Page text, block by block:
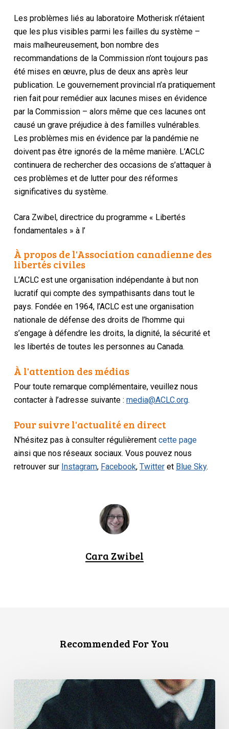
Les problèmes liés au laboratoire Motherisk n’étaient
que les plus visibles parmi les failles du système –
mais malheureusement, bon nombre des
recommandations de la Commission n’ont toujours pas
été mises en œuvre, plus de deux ans après leur
publication. Le gouvernement provincial n’a pratiquement
rien fait pour remédier aux lacunes mises en évidence
par la Commission – alors même que ces lacunes ont
causé un grave préjudice à des familles vulnérables.
Les problèmes mis en évidence par la pandémie ne
doivent pas être ignorés de la même manière. L’ACLC
continuera de rechercher des occasions de s’attaquer à
ces problèmes et de lutter pour des réformes
significatives du système.
Cara Zwibel, directrice du programme « Libertés
fondamentales » à l’
À propos de l'Association canadienne des
libertés civiles
L’ACLC est une organisation indépendante à but non
lucratif qui compte des sympathisants dans tout le
pays. Fondée en 1964, l’ACLC est une organisation
nationale de défense des droits de l’homme qui
s’engage à défendre les droits, la dignité, la sécurité et
les libertés de toutes les personnes au Canada.
À l'attention des médias
Pour toute remarque complémentaire, veuillez nous
contacter à l’adresse suivante :media@ACLC.org.
Pour suivre l'actualité en direct
N’hésitez pas à consulter régulièrementcette page
ainsi que nos réseaux sociaux. Vous pouvez nous
retrouver sur Instagram, Facebook,Twitter et Blue Sky.
Cara Zwibel
Recommended For You
L’Association
canadienne
des
libertés